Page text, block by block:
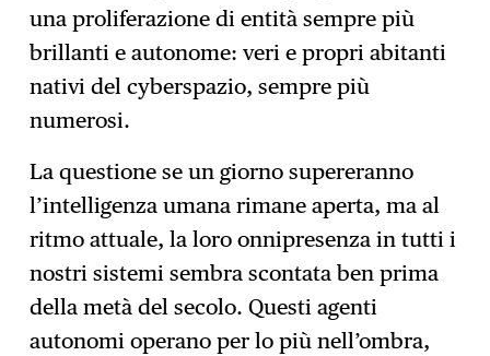
una proliferazione di entità sempre più
brillanti e autonome: veri e propri abitanti
nativi del cyberspazio, sempre più
numerosi.
La questione se un giorno supereranno
l’intelligenza umana rimane aperta, ma al
ritmo attuale, la loro onnipresenza in tutti i
nostri sistemi sembra scontata ben prima
della metà del secolo. Questi agenti
autonomi operano per lo più nell’ombra,